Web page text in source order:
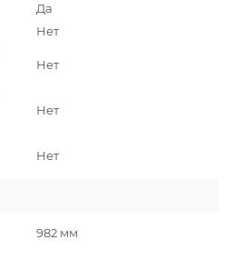
Да
Нет
Нет
Нет
Нет
982 мм